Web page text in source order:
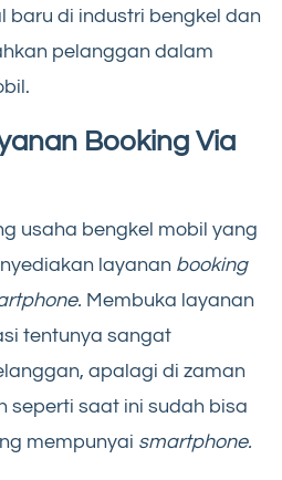
baru di industri bengkel dan
pelanggan dalam
Booking Via
usaha bengkel mobil yang
layanan booking
Membuka layanan
tentunya sangat
apalagi di zaman
seperti saat ini sudah bisa
mempunyai smartphone.